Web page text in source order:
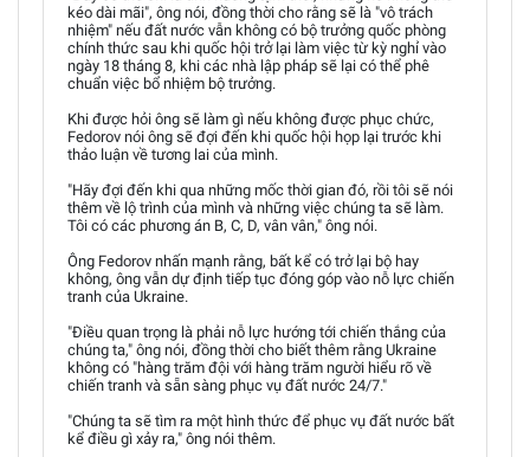
kéo dài mãi", ông nói, đồng thời cho rằng sẽ là "vô trách
nhiệm" nếu đất nước vẫn không có bộ trưởng quốc phòng
chính thức sau khi quốc hội trở lại làm việc từ kỳ nghỉ vào
ngày 18 tháng 8, khi các nhà lập pháp sẽ lại có thể phê
chuẩn việc bổ nhiệm bộ trưởng.
Khi được hỏi ông sẽ làm gì nếu không được phục chức,
Fedorov nói ông sẽ đợi đến khi quốc hội họp lại trước khi
thảo luận về tương lai của mình.
"Hãy đợi đến khi qua những mốc thời gian đó, rồi tôi sẽ nói
thêm về lộ trình của mình và những việc chúng ta sẽ làm.
Tôi có các phương án B, C, D, vân vân," ông nói.
Ông Fedorov nhấn mạnh rằng, bất kể có trở lại bộ hay
không, ông vẫn dự định tiếp tục đóng góp vào nỗ lực chiến
tranh của Ukraine.
"Điều quan trọng là phải nỗ lực hướng tới chiến thắng của
chúng ta," ông nói, đồng thời cho biết thêm rằng Ukraine
không có "hàng trăm đội với hàng trăm người hiểu rõ về
chiến tranh và sẵn sàng phục vụ đất nước 24/7."
"Chúng ta sẽ tìm ra một hình thức để phục vụ đất nước bất
kể điều gì xảy ra," ông nói thêm.